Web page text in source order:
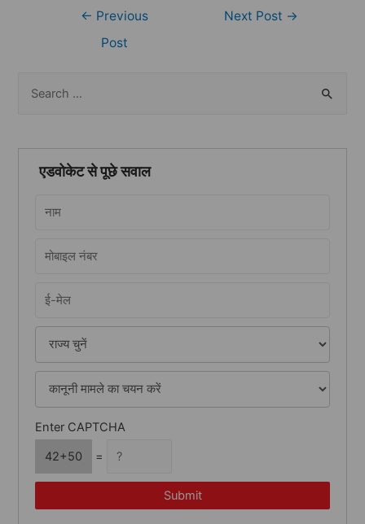
Post
navigation
← Previous
Post
Next Post →
r
एडवोकेट से पूछे सवाल
Enter CAPTCHA
42+50
=
Submit